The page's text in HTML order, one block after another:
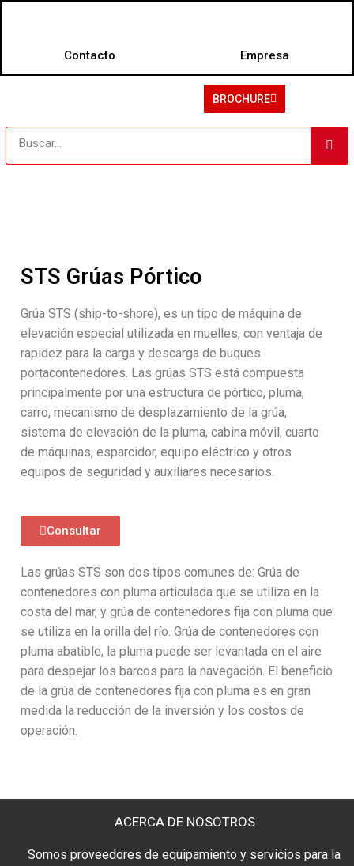
Contacto Empresa
BROCHURE
STS Grúas Pórtico
Grúa STS (ship-to-shore), es un tipo de máquina de
elevación especial utilizada en muelles, con ventaja de
rapidez para la carga y descarga de buques
portacontenedores. Las grúas STS está compuesta
principalmente por una estructura de pórtico, pluma,
carro, mecanismo de desplazamiento de la grúa,
sistema de elevación de la pluma, cabina móvil, cuarto
de máquinas, esparcidor, equipo eléctrico y otros
equipos de seguridad y auxiliares necesarios.
Consultar
Las grúas STS son dos tipos comunes de: Grúa de
contenedores con pluma articulada que se utiliza en la
costa del mar, y grúa de contenedores fija con pluma que
se utiliza en la orilla del río. Grúa de contenedores con
pluma abatible, la pluma puede ser levantada en el aire
para despejar los barcos para la navegación. El beneficio
de la grúa de contenedores fija con pluma es en gran
medida la reducción de la inversión y los costos de
operación.
ACERCA DE NOSOTROS
Somos proveedores de equipamiento y servicios para la